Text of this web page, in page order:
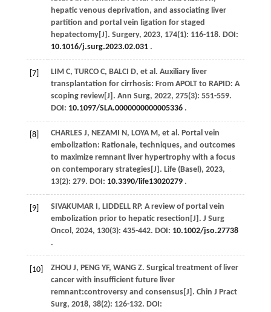
hepatic venous deprivation, and associating liver
partition and portal vein ligation for staged
hepatectomy[J]. Surgery, 2023, 174(1): 116-118. DOI:
10.1016/j.surg.2023.02.031.
[7] LIM C, TURCO C, BALCI D, et al . Auxiliary liver
transplantation for cirrhosis: From APOLT to RAPID: A
scoping review[J]. Ann Surg, 2022, 275(3): 551-559.
DOI: 10.1097/SLA.0000000000005336.
[8] CHARLES J, NEZAMI N , LOYA M , et al . Portal vein
embolization: Rationale, techniques, and outcomes
to maximize remnant liver hypertrophy with a focus
on contemporary strategies[J]. Life (Basel), 2023,
13(2): 279. DOI: 10.3390/life13020279.
[9] SIVAKUMAR , LIDDELL RP. A review of portal vein
embolization prior to hepatic resection[J]. J Surg
Oncol , 2024, 130(3): 435-442. DOI: 10.1002/jso.27738
.
[10] ZHOU J, PENG YF, WANG Z. Surgical treatment of liver
cancer with insufficient future liver
remnant:controversy and consensus[J]. Chin J Pract
Surg, 2018, 38(2): 126-132. DOI: